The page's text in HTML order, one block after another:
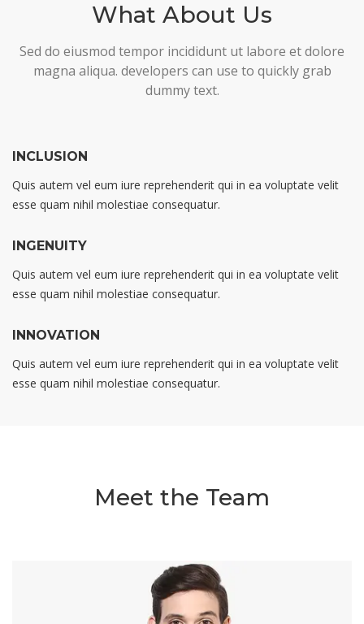
What About Us
Sed do eiusmod tempor incididunt ut labore et dolore
magna aliqua. developers can use to quickly grab
dummy text.
INCLUSION
Quis autem vel eum iure reprehenderit qui in ea voluptate velit
esse quam nihil molestiae consequatur.
INGENUITY
Quis autem vel eum iure reprehenderit qui in ea voluptate velit
esse quam nihil molestiae consequatur.
INNOVATION
Quis autem vel eum iure reprehenderit qui in ea voluptate velit
esse quam nihil molestiae consequatur.
Meet the Team